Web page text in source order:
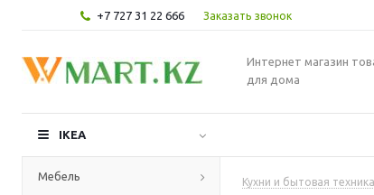
+7 727 31 22 666 Заказать звонок
Интернет магазин
для дома
IKEA
Мебель Кухни и бытовая техника